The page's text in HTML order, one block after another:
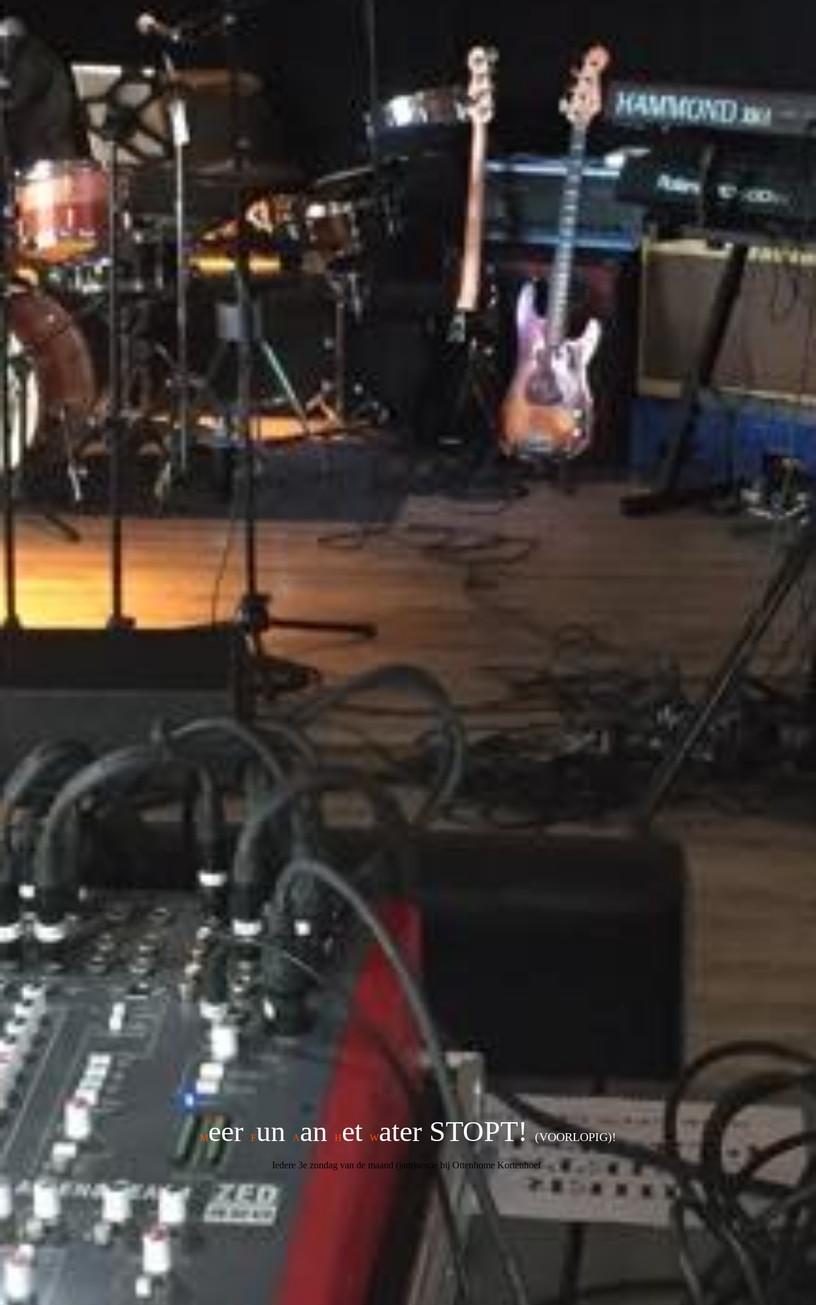
Meer Fun Aan Het Water STOPT!(VOORLOPIG)!
Iedere 3e zondag van de maand (jam)sessie bij Ottenhome Kortenhoef